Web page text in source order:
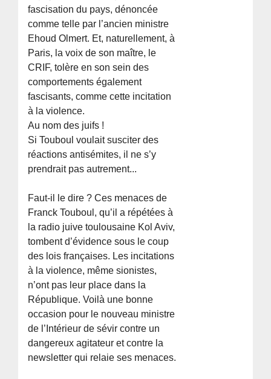
fascisation du pays, dénoncée
comme telle par l’ancien ministre
Ehoud Olmert. Et, naturellement, à
Paris, la voix de son maître, le
CRIF, tolère en son sein des
comportements également
fascisants, comme cette incitation
à la violence.
Au nom des juifs !
Si Touboul voulait susciter des
réactions antisémites, il ne s’y
prendrait pas autrement...
Faut-il le dire ? Ces menaces de
Franck Touboul, qu’il a répétées à
la radio juive toulousaine Kol Aviv,
tombent d’évidence sous le coup
des lois françaises. Les incitations
à la violence, même sionistes,
n’ont pas leur place dans la
République. Voilà une bonne
occasion pour le nouveau ministre
de l’Intérieur de sévir contre un
dangereux agitateur et contre la
newsletter qui relaie ses menaces.